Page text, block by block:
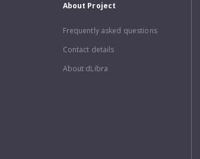
About Project
Frequently asked questions
Contact details
About dLibra